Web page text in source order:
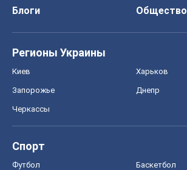
Блоги
Общество
Регионы Украины
Киев Харьков
Запорожье Днепр
Черкассы
Спорт
Футбол Баскетбол